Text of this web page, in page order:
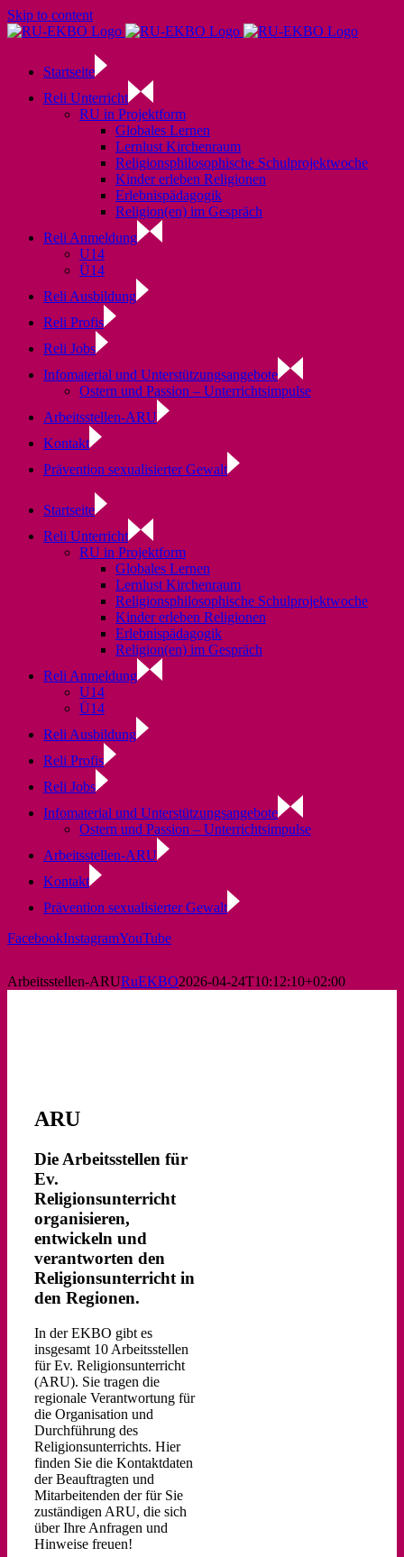
Skip to content
Startseite
Reli Unterricht
RU in Projektform
Globales Lernen
Lernlust Kirchenraum
Religionsphilosophische Schulprojektwoche
Kinder erleben Religionen
Erlebnispädagogik
Religion(en) im Gespräch
Reli Anmeldung
U14
Ü14
Reli Ausbildung
Reli Profis
Reli Jobs
Infomaterial und Unterstützungsangebote
Ostern und Passion – Unterrichtsimpulse
Arbeitsstellen-ARU
Kontakt
Prävention sexualisierter Gewalt
Startseite
Reli Unterricht
RU in Projektform
Globales Lernen
Lernlust Kirchenraum
Religionsphilosophische Schulprojektwoche
Kinder erleben Religionen
Erlebnispädagogik
Religion(en) im Gespräch
Reli Anmeldung
U14
Ü14
Reli Ausbildung
Reli Profis
Reli Jobs
Infomaterial und Unterstützungsangebote
Ostern und Passion – Unterrichtsimpulse
Arbeitsstellen-ARU
Kontakt
Prävention sexualisierter Gewalt
FacebookInstagramYouTube
Arbeitsstellen-ARURuEKBO2026-04-24T10:12:10+02:00
ARU
Die Arbeitsstellen für
Ev.
Religionsunterricht
organisieren,
entwickeln und
verantworten den
Religionsunterricht in
den Regionen.
In der EKBO gibt es
insgesamt 10 Arbeitsstellen
für Ev. Religionsunterricht
(ARU). Sie tragen die
regionale Verantwortung für
die Organisation und
Durchführung des
Religionsunterrichts. Hier
finden Sie die Kontaktdaten
der Beauftragten und
Mitarbeitenden der für Sie
zuständigen ARU, die sich
über Ihre Anfragen und
Hinweise freuen!